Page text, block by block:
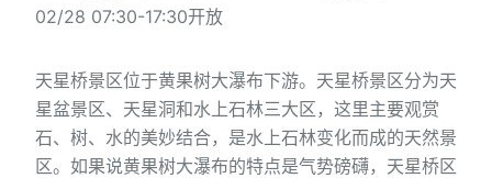
02/28 07:30-17:30开放
天星桥景区位于黄果树大瀑布下游。天星桥景区分为天
星盆景区、天星洞和水上石林三大区，这里主要观赏
石、树、水的美妙结合，是水上石林变化而成的天然景
区。如果说黄果树大瀑布的特点是气势磅礴，天星桥区